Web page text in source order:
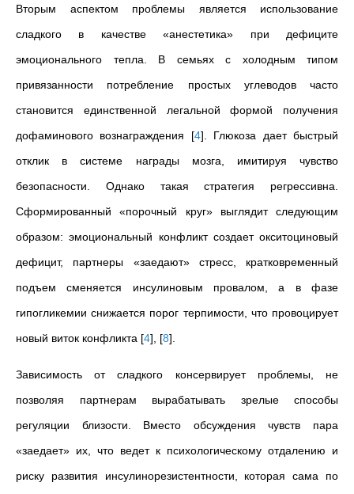
Вторым аспектом проблемы является использование
сладкого в качестве «анестетика» при дефиците
эмоционального тепла. В семьях с холодным типом
привязанности потребление простых углеводов часто
становится единственной легальной формой получения
дофаминового вознаграждения [4] . Глюкоза дает быстрый
отклик в системе награды мозга, имитируя чувство
безопасности. Однако такая стратегия регрессивна.
Сформированный «порочный круг» выглядит следующим
образом: эмоциональный конфликт создает окситоциновый
дефицит, партнеры «заедают» стресс, кратковременный
подъем сменяется инсулиновым провалом, а в фазе
гипогликемии снижается порог терпимости, что провоцирует
новый виток конфликта [4] [8]
Зависимость от сладкого консервирует проблемы, не
позволяя партнерам вырабатывать зрелые способы
регуляции близости. Вместо обсуждения чувств пара
«заедает» их, что ведет к психологическому отдалению и
риску развития инсулинорезистентности, которая сама по